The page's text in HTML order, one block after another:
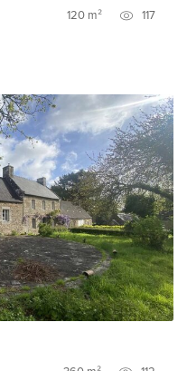
120 m² 117